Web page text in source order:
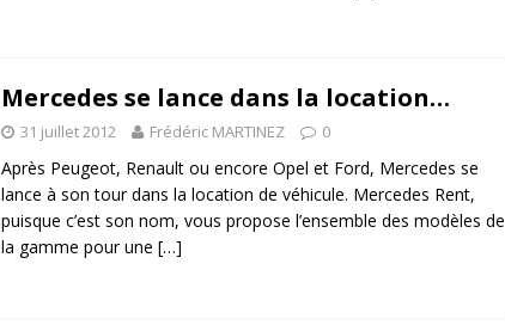
Mercedes se lance dans la location…
31 juillet 2012 Frédéric MARTINEZ 0
Après Peugeot, Renault ou encore Opel et Ford, Mercedes se
lance à son tour dans la location de véhicule. Mercedes Rent,
puisque c’est son nom, vous propose l’ensemble des modèles de
la gamme pour une […]